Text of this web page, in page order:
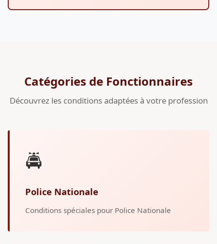
Catégories de Fonctionnaires
Découvrez les conditions adaptées à votre profession
🚔
Police Nationale
Conditions spéciales pour Police Nationale